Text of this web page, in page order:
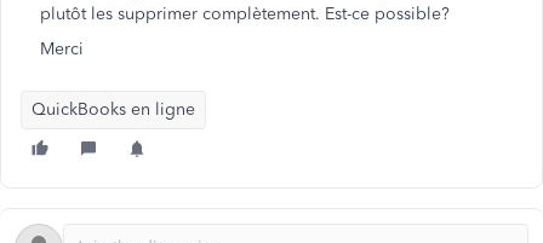
plutôt les supprimer complètement. Est-ce possible?
Merci
QuickBooks en ligne